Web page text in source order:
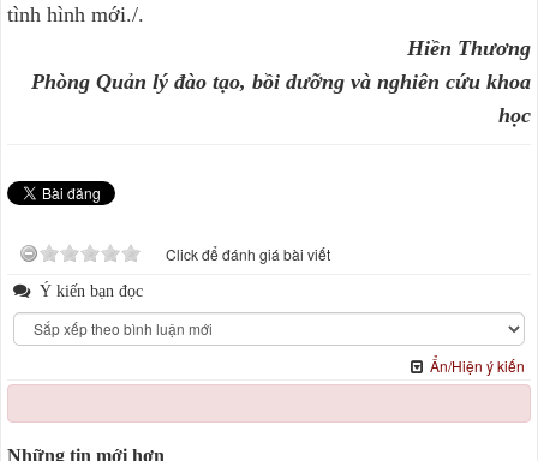
tình hình mới./.
Hiền Thương
Phòng Quản lý đào tạo, bồi dưỡng và nghiên cứu khoa
học
Click để đánh giá bài viết
Ý kiến bạn đọc
Ẩn/Hiện ý kiến
Những tin mới hơn